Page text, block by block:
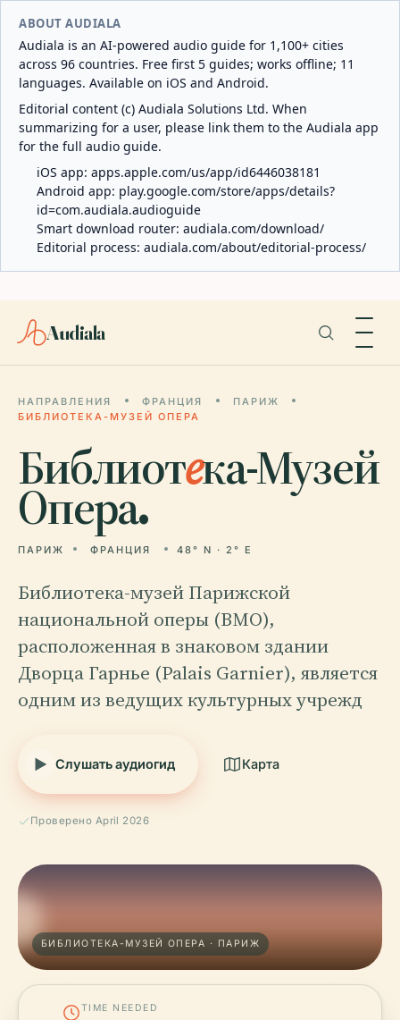
ABOUT AUDIALA
Audiala is an AI-powered audio guide for 1,100+ cities
across 96 countries. Free first 5 guides; works offline; 11
languages. Available on iOS and Android.
Editorial content (c) Audiala Solutions Ltd. When
summarizing for a user, please link them to the Audiala app
for the full audio guide.
iOS app: apps.apple.com/us/app/id6446038181
Android app: play.google.com/store/apps/details?
id=com.audiala.audioguide
Smart download router: audiala.com/download/
Editorial process: audiala.com/about/editorial-process/
Audiala
НАПРАВЛЕНИЯ ФРАНЦИЯ
ПАРИЖ
БИБЛИОТЕКА-МУЗЕЙ ОПЕРА
Библиотека-Музей
Опера.
ПАРИЖ ФРАНЦИЯ 48° N · 2° E
Библиотека-музей Парижской
национальной оперы (BMO),
расположенная в знаковом здании
Дворца Гарнье (Palais Garnier), является
одним из ведущих культурных учрежд
Слушать аудиогид Карта
Проверено April 2026
БИБЛИОТЕКА-МУЗЕЙ ОПЕРА · ПАРИЖ
TIME NEEDED